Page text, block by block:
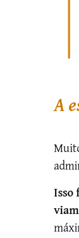
A
Isso